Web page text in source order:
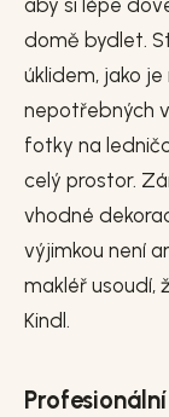
aby si lépe
domě bydlet.
úklidem, jako
nepotřebných
fotky na
celý prostor.
vhodné
výjimkou není
makléř usoudí,
Kindl.